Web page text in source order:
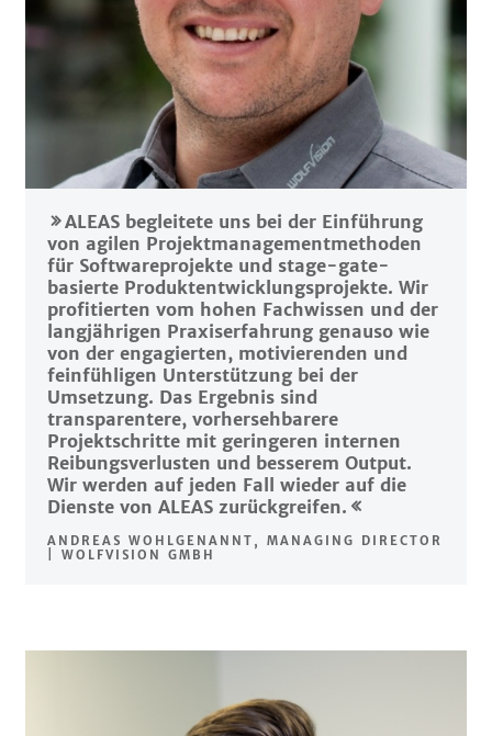
ALEAS begleitete uns bei der Einführung
von agilen Projektmanagementmethoden
für Softwareprojekte und stage-gate-
basierte Produktentwicklungsprojekte. Wir
profitierten vom hohen Fachwissen und der
langjährigen Praxiserfahrung genauso wie
von der engagierten, motivierenden und
feinfühligen Unterstützung bei der
Umsetzung. Das Ergebnis sind
transparentere, vorhersehbarere
Projektschritte mit geringeren internen
Reibungsverlusten und besserem Output.
Wir werden auf jeden Fall wieder auf die
Dienste von ALEAS zurückgreifen.
ANDREAS WOHLGENANNT, MANAGING DIRECTOR
| WOLFVISION GMBH